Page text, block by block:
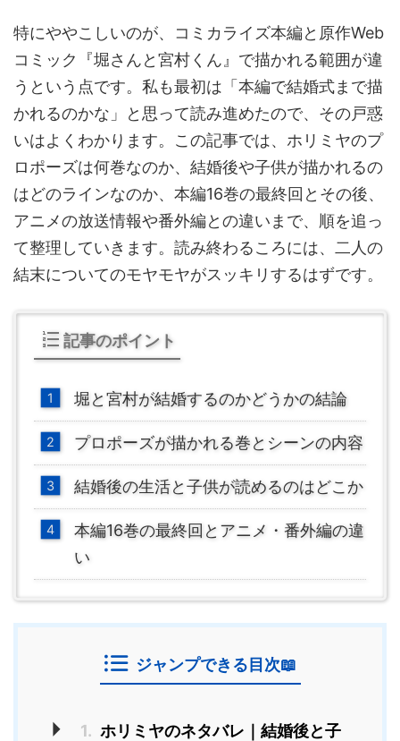
特にややこしいのが、コミカライズ本編と原作Web
コミック『堀さんと宮村くん』で描かれる範囲が違
うという点です。私も最初は「本編で結婚式まで描
かれるのかな」と思って読み進めたので、その戸惑
いはよくわかります。この記事では、ホリミヤのプ
ロポーズは何巻なのか、結婚後や子供が描かれるの
はどのラインなのか、本編16巻の最終回とその後、
アニメの放送情報や番外編との違いまで、順を追っ
て整理していきます。読み終わるころには、二人の
結末についてのモヤモヤがスッキリするはずです。
記事のポイント
堀と宮村が結婚するのかどうかの結論
プロポーズが描かれる巻とシーンの内容
結婚後の生活と子供が読めるのはどこか
本編16巻の最終回とアニメ・番外編の違
い
ジャンプできる目次📖
1. ホリミヤのネタバレ｜結婚後と子